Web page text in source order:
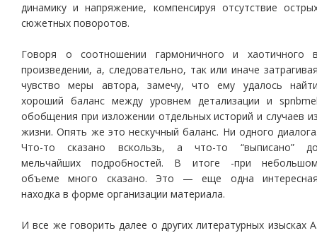
динамику и напряжение, компенсируя отсутствие
сюжетных поворотов.
Говоря о соотношении гармоничного и хаотичного
произведении, а, следовательно, так или иначе
чувство меры автора, замечу, что ему удалось
хороший баланс между уровнем детализации и
обобщения при изложении отдельных историй и случаев
жизни. Опять же это нескучный баланс. Ни одного
Что-то сказано вскользь, а что-то “выписано”
мельчайших подробностей. В итоге -при
объеме много сказано. Это — еще одна
находка в форме организации материала.
И все же говорить далее о других литературных изысках